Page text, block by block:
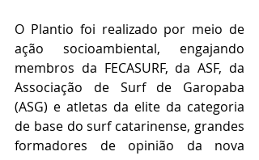
O Plantio foi realizado por meio de
ação socioambiental, engajando
membros da FECASURF, da ASF, da
Associação de Surf de Garopaba
(ASG) e atletas da elite da categoria
de base do surf catarinense, grandes
formadores de opinião da nova